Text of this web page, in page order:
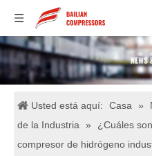
Usted está aquí: Casa »
de la Industria
»
¿Cuáles
compresor de hidrógeno